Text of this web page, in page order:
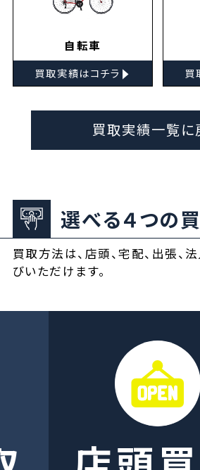
自転車
買取実績はコチラ ▸ 買
買取実績一覧に
選べる４つの
買取方法は、店頭、宅配、出張、
びいただけます。